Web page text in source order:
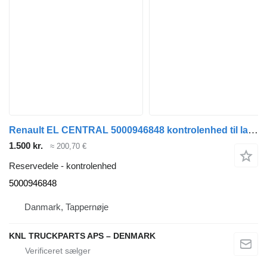
Renault EL CENTRAL 5000946848 kontrolenhed til lastbil
1.500 kr. ≈ 200,70 €
Reservedele - kontrolenhed
5000946848
Danmark, Tappernøje
KNL TRUCKPARTS APS – DENMARK